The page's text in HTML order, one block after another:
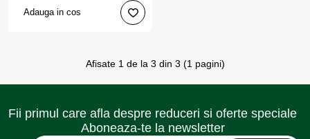
Adauga in cos
Afisate 1 de la 3 din 3 (1 pagini)
Fii primul care afla despre reduceri si oferte speciale
Aboneaza-te la newsletter